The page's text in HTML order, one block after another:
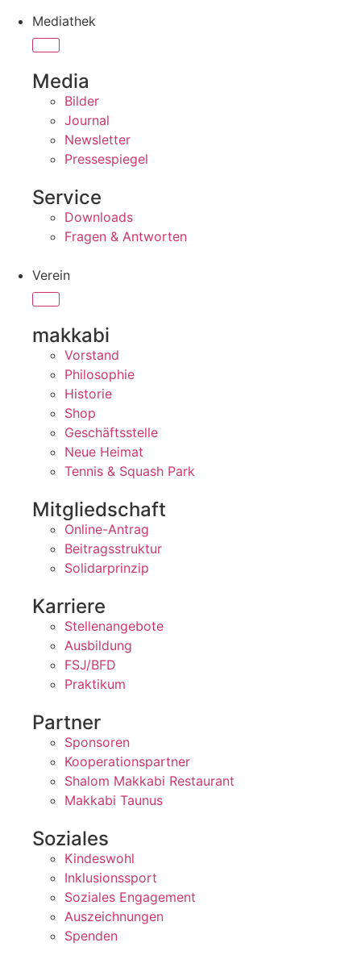
Mediathek
Media
Bilder
Journal
Newsletter
Pressespiegel
Service
Downloads
Fragen & Antworten
Verein
makkabi
Vorstand
Philosophie
Historie
Shop
Geschäftsstelle
Neue Heimat
Tennis & Squash Park
Mitgliedschaft
Online-Antrag
Beitragsstruktur
Solidarprinzip
Karriere
Stellenangebote
Ausbildung
FSJ/BFD
Praktikum
Partner
Sponsoren
Kooperationspartner
Shalom Makkabi Restaurant
Makkabi Taunus
Soziales
Kindeswohl
Inklusionssport
Soziales Engagement
Auszeichnungen
Spenden